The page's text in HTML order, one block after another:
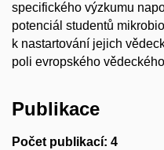
specifického výzkumu
potenciál studentů
k nastartování jejich
poli evropského
Publikace
Počet publikací: 4